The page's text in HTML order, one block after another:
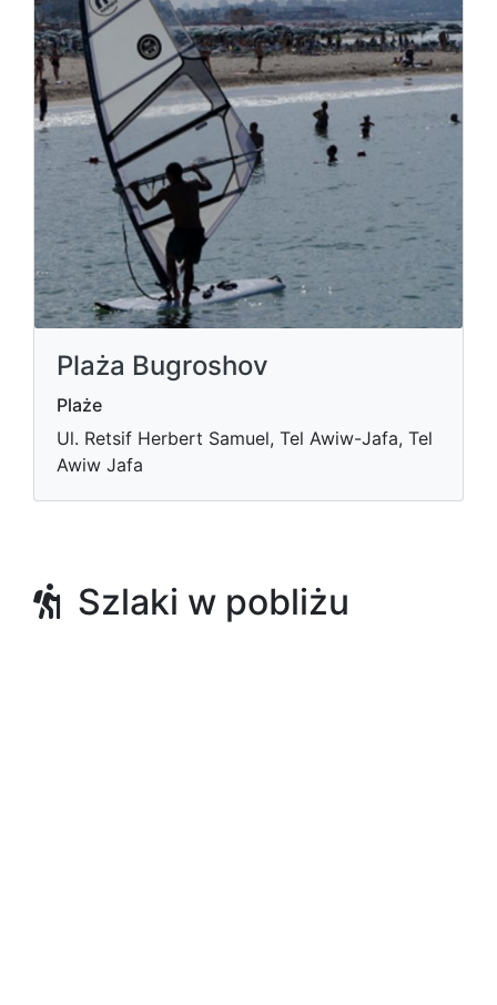
Plaża Bugroshov
Plaże
Ul. Retsif Herbert Samuel, Tel Awiw-Jafa, Tel
Awiw Jafa
Szlaki w pobliżu